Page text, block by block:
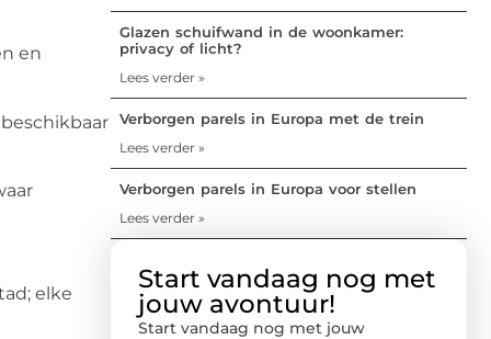
en
elke
Glazen schuifwand in de woonkamer:
privacy of licht?
Lees verder »
Verborgen parels in Europa met de trein
Lees verder »
Verborgen parels in Europa voor stellen
Lees verder »
Start vandaag nog met
jouw avontuur!
Start vandaag nog met jouw